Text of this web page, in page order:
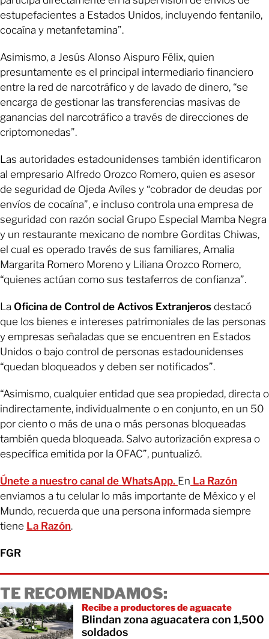
estupefacientes a Estados Unidos, incluyendo fentanilo,
cocaína y metanfetamina”.
Asimismo, a Jesús Alonso Aispuro Félix, quien
presuntamente es el principal intermediario financiero
entre la red de narcotráfico y de lavado de dinero, “se
encarga de gestionar las transferencias masivas de
ganancias del narcotráfico a través de direcciones de
criptomonedas”.
Las autoridades estadounidenses también identificaron
al empresario Alfredo Orozco Romero, quien es asesor
de seguridad de Ojeda Avíles y “cobrador de deudas por
envíos de cocaína”, e incluso controla una empresa de
seguridad con razón social Grupo Especial Mamba Negra
y un restaurante mexicano de nombre Gorditas Chiwas,
el cual es operado través de sus familiares, Amalia
Margarita Romero Moreno y Liliana Orozco Romero,
“quienes actúan como sus testaferros de confianza”.
La Oficina de Control de Activos Extranjeros destacó
que los bienes e intereses patrimoniales de las personas
y empresas señaladas que se encuentren en Estados
Unidos o bajo control de personas estadounidenses
“quedan bloqueados y deben ser notificados”.
“Asimismo, cualquier entidad que sea propiedad, directa o
indirectamente, individualmente o en conjunto, en un 50
por ciento o más de una o más personas bloqueadas
también queda bloqueada. Salvo autorización expresa o
específica emitida por la OFAC”, puntualizó.
Únete a nuestro canal de WhatsApp. En La Razón
enviamos a tu celular lo más importante de México y el
Mundo, recuerda que una persona informada siempre
tiene La Razón.
FGR
TE RECOMENDAMOS:
Recibe a productores de aguacate
Blindan zona aguacatera con 1,500
soldados